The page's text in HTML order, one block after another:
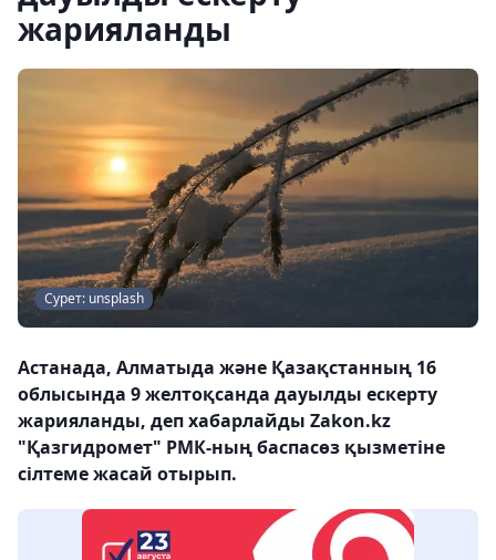
жарияланды
Сурет: unsplash
Астанада, Алматыда және Қазақстанның 16
облысында 9 желтоқсанда дауылды ескерту
жарияланды, деп хабарлайды Zakon.kz
"Қазгидромет" РМК-ның баспасөз қызметіне
сілтеме жасай отырып.